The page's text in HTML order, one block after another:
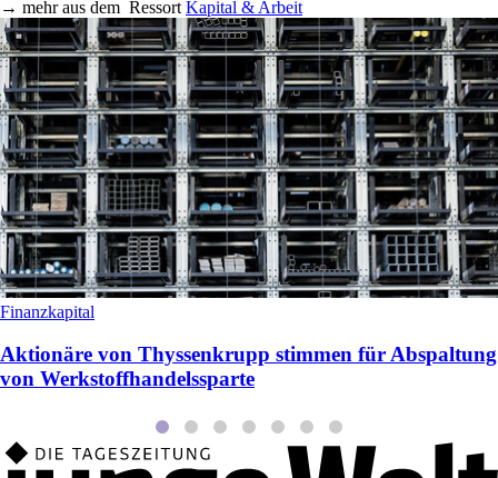
→ mehr aus dem Ressort Kapital & Arbeit
Finanzkapital
Aktionäre von Thyssenkrupp stimmen für Abspaltung
von Werkstoffhandelssparte